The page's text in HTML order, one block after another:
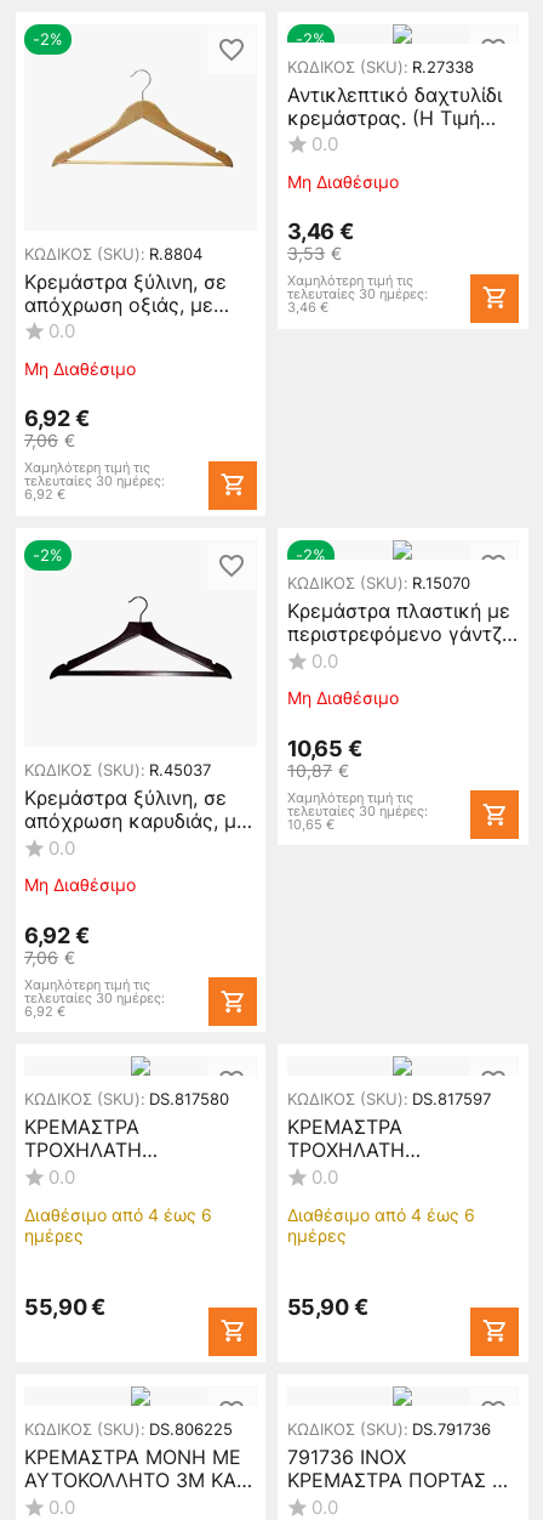
-2%
ΚΩΔΙΚΟΣ (SKU): R.8804
Κρεμάστρα ξύλινη, σε
απόχρωση οξιάς, με
ράβδο (τιμή για 10
0.0
Μη Διαθέσιμο
7,06 €
6,92 €
Χαμηλότερη τιμή τις
τελευταίες 30 ημέρες:
6,92 €
-2%
ΚΩΔΙΚΟΣ (SKU): R.27338
Αντικλεπτικό δαχτυλίδι
κρεμάστρας. (Η Τιμή
Αφορά 10 τεμάχια)
0.0
Μη Διαθέσιμο
3,53 €
3,46 €
Χαμηλότερη τιμή τις
τελευταίες 30 ημέρες:
3,46 €
-2%
ΚΩΔΙΚΟΣ (SKU): R.45037
Κρεμάστρα ξύλινη, σε
απόχρωση καρυδιάς, με
ράβδο (τιμή για 10
0.0
Μη Διαθέσιμο
7,06 €
6,92 €
Χαμηλότερη τιμή τις
τελευταίες 30 ημέρες:
6,92 €
-2%
ΚΩΔΙΚΟΣ (SKU): R.15070
Κρεμάστρα πλαστική με
περιστρεφόμενο γάντζο,
μαύρη. (Η τιμή αφορά 20
0.0
Μη Διαθέσιμο
10,87 €
10,65 €
Χαμηλότερη τιμή τις
τελευταίες 30 ημέρες:
10,65 €
ΚΩΔΙΚΟΣ (SKU): DS.817580
ΚΡΕΜΑΣΤΡΑ
ΤΡΟΧΗΛΑΤΗ
ΜΕΤΑΛΛΙΚΗ ΜΑΥΡΗ
67x30x159εκ. ANKOR
817580
0.0
Διαθέσιμο από 4 έως 6
ημέρες
55,90€
ΚΩΔΙΚΟΣ (SKU): DS.817597
ΚΡΕΜΑΣΤΡΑ
ΤΡΟΧΗΛΑΤΗ
ΜΕΤΑΛΛΙΚΗ ΜΠΕΖ ΜΑΤ
67x30x159εκ. ANKOR
817597
0.0
Διαθέσιμο από 4 έως 6
ημέρες
55,90 €
ΚΩΔΙΚΟΣ (SKU): DS.806225
ΚΡΕΜΑΣΤΡΑ ΜΟΝΗ ΜΕ
ΑΥΤΟΚΟΛΛΗΤΟ 3M ΚΑΙ
ΟΥΠΑ 5x2x5εκ.ANKOR
0.0
ΚΩΔΙΚΟΣ (SKU): DS.791736
791736 ΙΝΟΧ
ΚΡΕΜΑΣΤΡΑ ΠΟΡΤΑΣ 2
ΘΕΣΕΩΝ 6,8x2,2x6,2cm
0.0